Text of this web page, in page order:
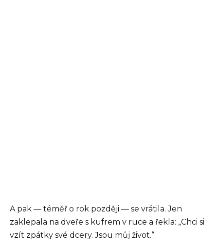
A pak — téměř o rok později — se vrátila. Jen
zaklepala na dveře s kufrem v ruce a řekla: „Chci si
vzít zpátky své dcery. Jsou můj život.“